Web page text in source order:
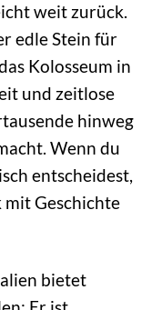
weit zurück.
edle Stein für
Kolosseum in
und zeitlose
hinweg
Wenn du
entscheidest,
Geschichte
bietet